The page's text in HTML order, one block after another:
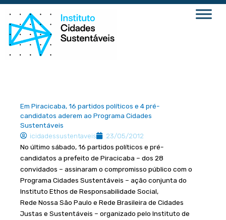
Ir
para
conteúdo
Em Piracicaba, 16 partidos políticos e 4 pré-
candidatos aderem ao Programa Cidades
Sustentáveis
icidadessustentaveis
23/05/2012
No último sábado, 16 partidos políticos e pré-
candidatos a prefeito de Piracicaba – dos 28
convidados – assinaram o compromisso público com o
Programa Cidades Sustentáveis – ação conjunta do
Instituto Ethos de Responsabilidade Social,
Rede Nossa São Paulo e Rede Brasileira de Cidades
Justas e Sustentáveis – organizado pelo Instituto de